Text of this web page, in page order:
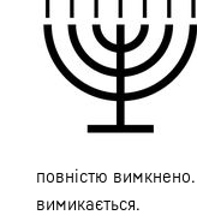
повністю
вимикається.